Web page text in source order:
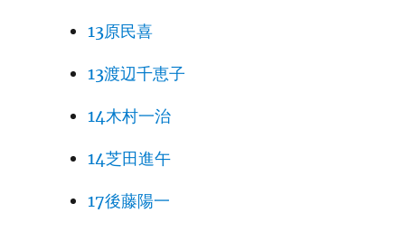
13原民喜
13渡辺千恵子
14木村一治
14芝田進午
17後藤陽一